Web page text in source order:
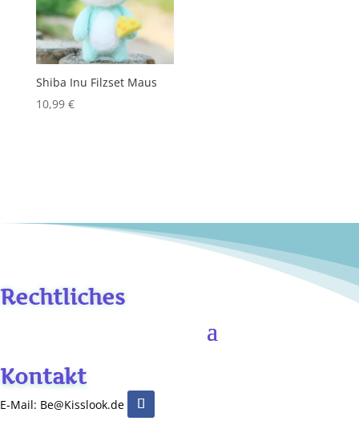
Shiba Inu Filzset Maus
10,99 €
Rechtliches
Kontakt
E-Mail: Be@Kisslook.de